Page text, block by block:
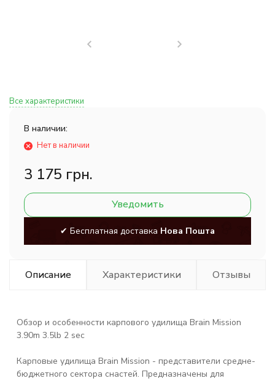
Все характеристики
В наличии:
Нет в наличии
3 175 грн.
Уведомить
✔ Бесплатная доставка Нова Пошта
Описание Характеристики Отзывы
Обзор и особенности карпового удилища Brain Mission
3.90m 3.5lb 2 sec
Карповые удилища Brain Mission - представители средне-
бюджетного сектора снастей. Предназначены для